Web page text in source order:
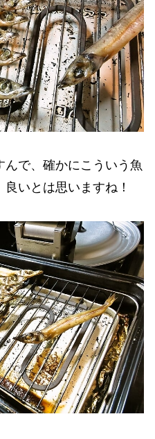
んで、確かにこういう魚
いとは思いますね！